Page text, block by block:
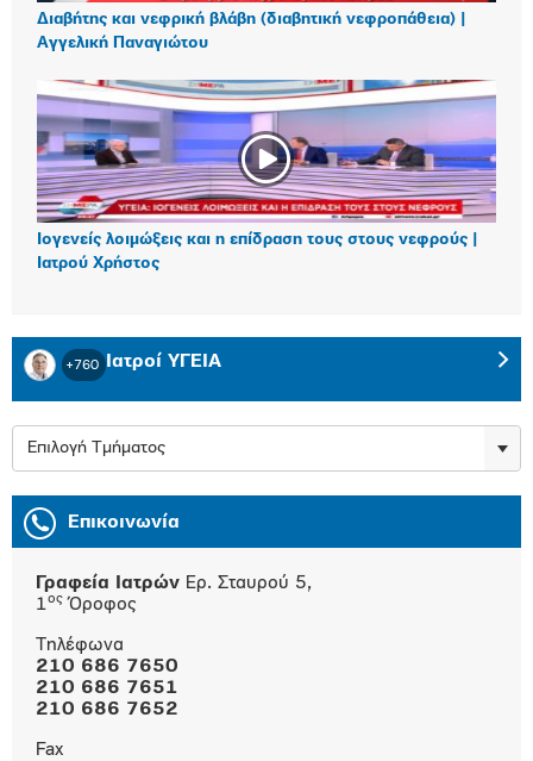
Διαβήτης και νεφρική βλάβη (διαβητική νεφροπάθεια) |
Αγγελική Παναγιώτου
Ιογενείς λοιμώξεις και η επίδραση τους στους νεφρούς |
Ιατρού Χρήστος
+760 Ιατροί ΥΓΕΙΑ
Επιλογή Τμήματος
Επικοινωνία
Γραφεία Ιατρών Ερ. Σταυρού 5,
1ος Όροφος
Τηλέφωνα
210 686 7650
210 686 7651
210 686 7652
Fax